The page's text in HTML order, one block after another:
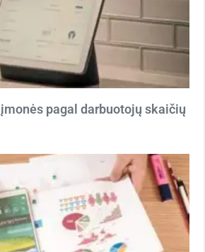
pagal darbuotojų skaičių